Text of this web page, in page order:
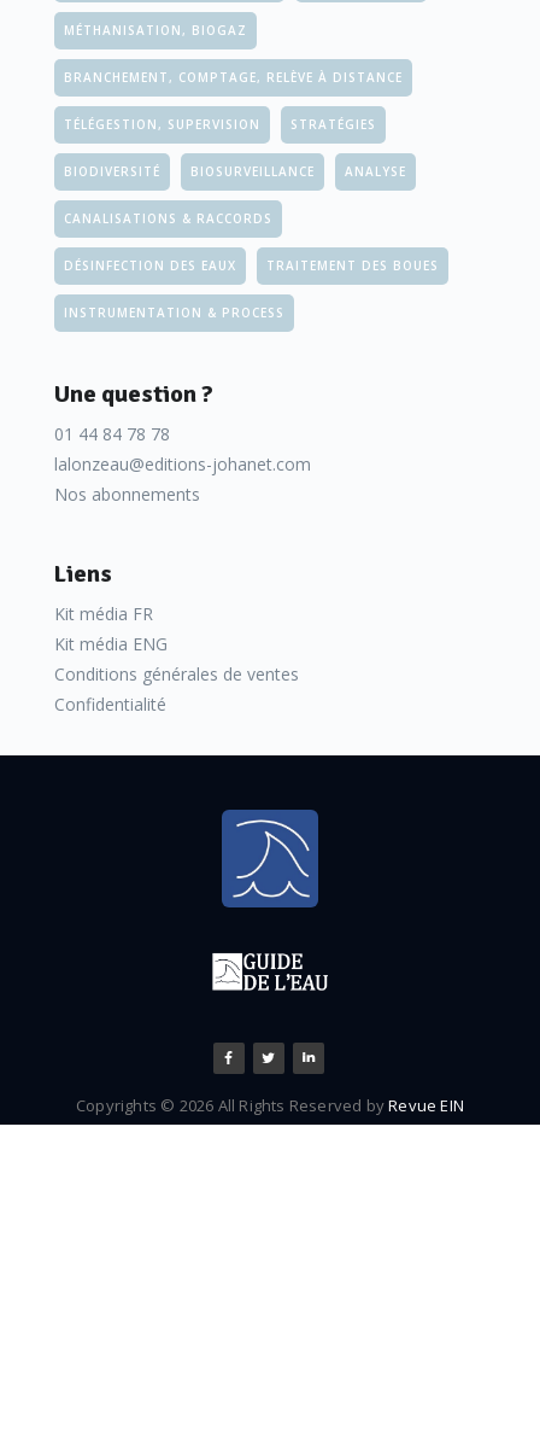
MÉTHANISATION, BIOGAZ
BRANCHEMENT, COMPTAGE, RELÈVE À DISTANCE
TÉLÉGESTION, SUPERVISION STRATÉGIES
BIODIVERSITÉ BIOSURVEILLANCE ANALYSE
CANALISATIONS & RACCORDS
DÉSINFECTION DES EAUX TRAITEMENT DES BOUES
INSTRUMENTATION & PROCESS
Une question ?
01 44 84 78 78
lalonzeau@editions-johanet.com
Nos abonnements
Liens
Kit média FR
Kit média ENG
Conditions générales de ventes
Confidentialité
Copyrights © 2026 All Rights Reserved byRevue EIN